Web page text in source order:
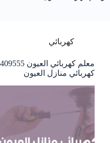
كهربائي
كهربائي منازل العيون